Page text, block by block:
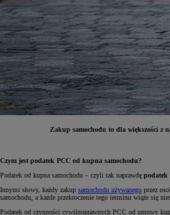
Zakup samochodu to dla większości z
Czym jest podatek PCC od kupna samochodu?
Podatek od kupna samochodu – czyli tak naprawdę podatek
Innymi słowy, każdy zakup samochodu używanego przez
samochodu, a każde przekroczenie tego terminu wiąże się
Podatek od czynności cywilnoprawnych PCC od umowy